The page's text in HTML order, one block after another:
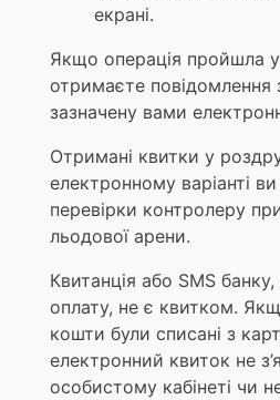
екрані.
Якщо операція пройшла
отримаєте повідомлення
зазначену вами
Отримані квитки у
електронному варіанті
перевірки контролеру
льодової арени.
Квитанція або SMS
оплату, не є квитком.
кошти були списані з
електронний квиток не
особистому кабінеті чи